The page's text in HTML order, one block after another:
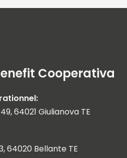
Cooperativa
64021 Giulianova TE
64020 Bellante TE